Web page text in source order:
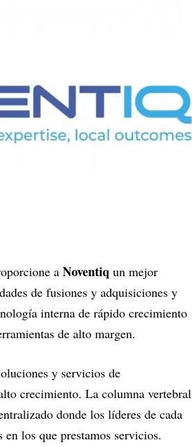
a Noventiq un mejor
de fusiones y adquisiciones y
interna de rápido crecimiento
de alto margen.
y servicios de
crecimiento. La columna vertebral
donde los líderes de cada
los que prestamos servicios.